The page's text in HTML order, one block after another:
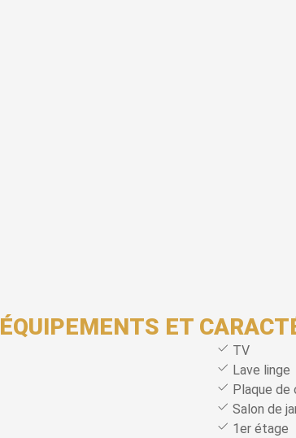
ÉQUIPEMENTS ET
TV
Lave linge
Plaque de
Salon de
1er étage